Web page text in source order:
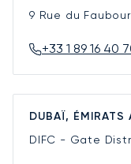
9 Rue du
+33 1 89 16 40
DUBAÏ, ÉMIRATS
DIFC - Gate